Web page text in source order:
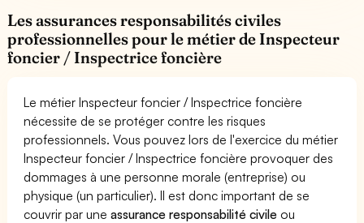
Les assurances responsabilités civiles
professionnelles pour le métier de Inspecteur
foncier / Inspectrice foncière
Le métier Inspecteur foncier / Inspectrice foncière
nécessite de se protéger contre les risques
professionnels. Vous pouvez lors de l'exercice du métier
Inspecteur foncier / Inspectrice foncière provoquer des
dommages à une personne morale (entreprise) ou
physique (un particulier). Il est donc important de se
couvrir par uneassurance responsabilité civile ou